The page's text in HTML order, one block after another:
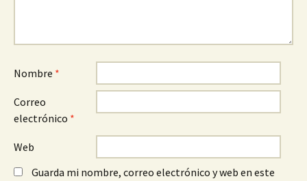
Nombre *
Correo
electrónico *
Web
Guarda mi nombre, correo electrónico y web en este